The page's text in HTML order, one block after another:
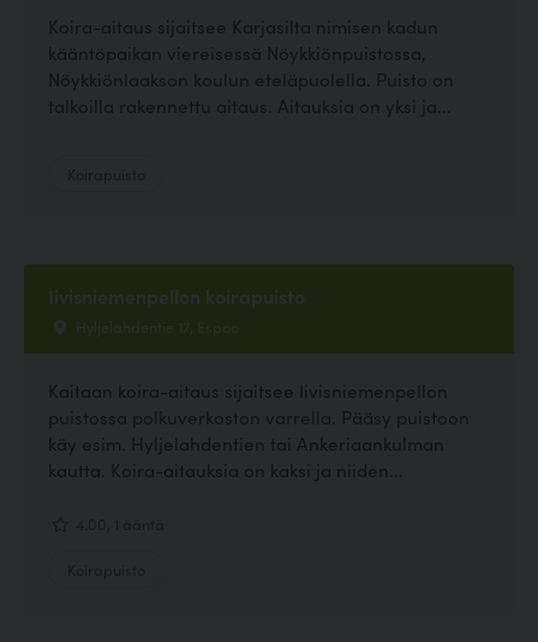
Koira-aitaus sijaitsee Karjasilta nimisen kadun
kääntöpaikan viereisessä Nöykkiönpuistossa,
Nöykkiönlaakson koulun eteläpuolella. Puisto on
talkoilla rakennettu aitaus. Aitauksia on yksi ja...
Iivisniemenpellon koirapuisto
Hyljelahdentie 17, Espoo
Kaitaan koira-aitaus sijaitsee Iivisniemenpellon
puistossa polkuverkoston varrella. Pääsy puistoon
käy esim. Hyljelahdentien tai Ankeriaankulman
kautta. Koira-aitauksia on kaksi ja niiden...